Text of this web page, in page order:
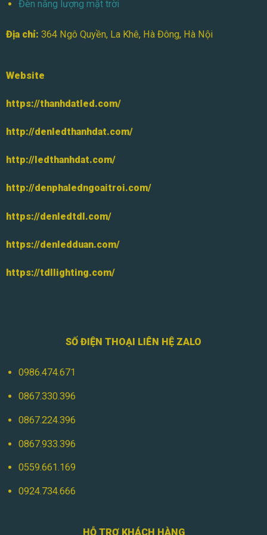
Đèn năng lượng mặt trời
Địa chỉ: 364 Ngô Quyền, La Khê, Hà Đông, Hà Nội
Website
https://thanhdatled.com/
http://denledthanhdat.com/
http://ledthanhdat.com/
http://denphaledngoaitroi.com/
https://denledtdl.com/
https://denledduan.com/
https://tdllighting.com/
SỐ ĐIỆN THOẠI LIÊN HỆ ZALO
0986.474.671
0867.330.396
0867.224.396
0867.933.396
0559.661.169
0924.734.666
HỖ TRỢ KHÁCH HÀNG